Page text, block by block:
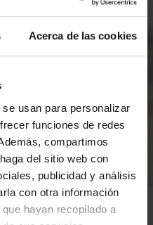
Acerca de las cookies
usan para personalizar
funciones de redes
compartimos
del sitio web con
publicidad y análisis
con otra información
hayan recopilado a
UNE